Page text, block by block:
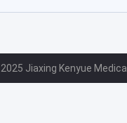
Jiaxing Kenyue